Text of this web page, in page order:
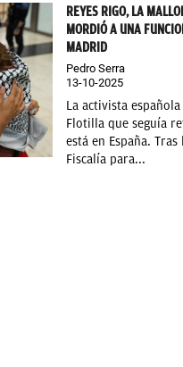
REYES RIGO, LA
MORDIÓ A UNA
MADRID
Pedro Serra
13-10-2025
La activista
Flotilla que seguía
está en España.
Fiscalía para...